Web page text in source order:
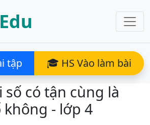
tập 🎓 HS Vào làm bài
số có tận cùng là
không - lớp 4